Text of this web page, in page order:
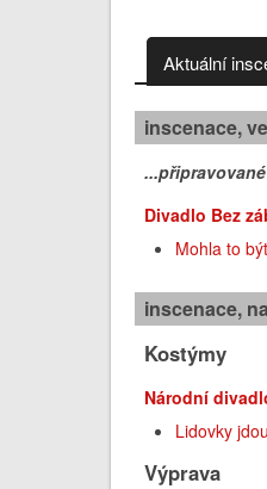
Aktuální
inscenace,
Divadlo Bez
Mohla to
inscenace,
Kostýmy
Národní
Lidovky
Výprava